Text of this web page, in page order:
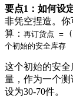
要点1：如何设
非凭空捏造。
算： 再订货点 = (
个初始的安全库存
这个初始的安全
量，作为一个
设为30-70件。